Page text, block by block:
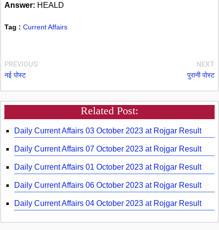
Answer: HEALD
Tag : Current Affairs
PREVIOUS
नई पोस्ट
NEXT
पुरानी पोस्ट
Related Post:
Daily Current Affairs 03 October 2023 at Rojgar Result
Daily Current Affairs 07 October 2023 at Rojgar Result
Daily Current Affairs 01 October 2023 at Rojgar Result
Daily Current Affairs 06 October 2023 at Rojgar Result
Daily Current Affairs 04 October 2023 at Rojgar Result